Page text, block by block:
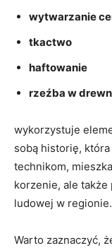
wytwarzanie
tkactwo
haftowanie
rzeźba w
wykorzystuje
sobą historię, która
technikom,
korzenie, ale
ludowej w regionie.
Warto zaznaczyć,